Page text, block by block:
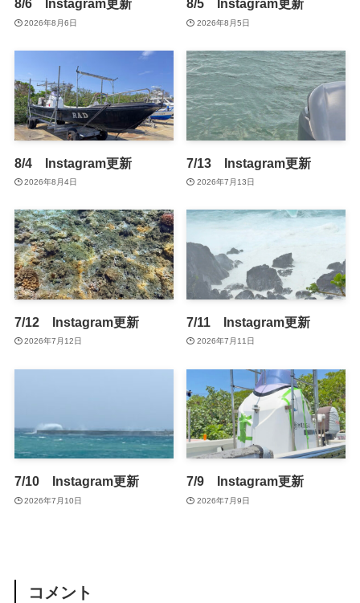
8/6 Instagram更新
2026年8月6日
8/5 Instagram更新
2026年8月5日
8/4 Instagram更新
2026年8月4日
7/13 Instagram更新
2026年7月13日
7/12 Instagram更新
2026年7月12日
7/11 Instagram更新
2026年7月11日
7/10 Instagram更新
2026年7月10日
7/9 Instagram更新
2026年7月9日
コメント